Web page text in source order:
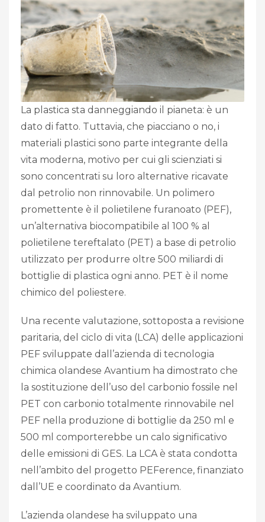
La plastica sta danneggiando il pianeta: è un
dato di fatto. Tuttavia, che piacciano o no, i
materiali plastici sono parte integrante della
vita moderna, motivo per cui gli scienziati si
sono concentrati su loro alternative ricavate
dal petrolio non rinnovabile. Un polimero
promettente è il polietilene furanoato (PEF),
un’alternativa biocompatibile al 100 % al
polietilene tereftalato (PET) a base di petrolio
utilizzato per produrre oltre 500 miliardi di
bottiglie di plastica ogni anno. PET è il nome
chimico del poliestere.
Una recente valutazione, sottoposta a revisione
paritaria, del ciclo di vita (LCA) delle applicazioni
PEF sviluppate dall’azienda di tecnologia
chimica olandese Avantium ha dimostrato che
la sostituzione dell’uso del carbonio fossile nel
PET con carbonio totalmente rinnovabile nel
PEF nella produzione di bottiglie da 250 ml e
500 ml comporterebbe un calo significativo
delle emissioni di GES. La LCA è stata condotta
nell’ambito del progetto PEFerence, finanziato
dall’UE e coordinato da Avantium.
L’azienda olandese ha sviluppato una